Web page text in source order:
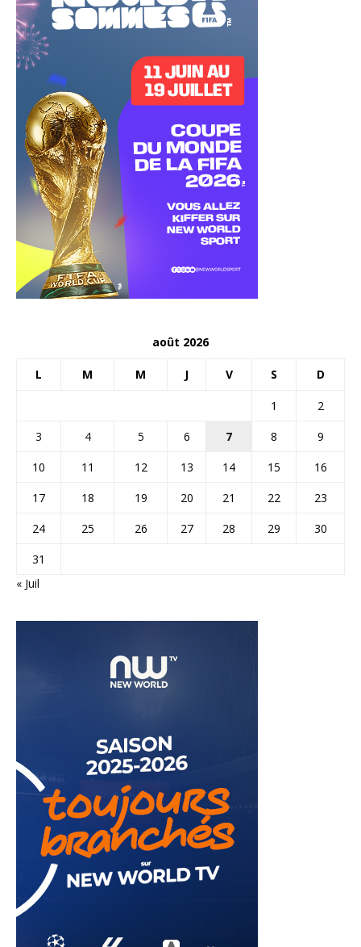
août 2026
L M M J V S D
1
2
3
4 5 6 7 8
9
10
11 12 13 14 15
16
17
18 19 20 21 22
23
24
25 26 27 28 29
30
31
« Juil